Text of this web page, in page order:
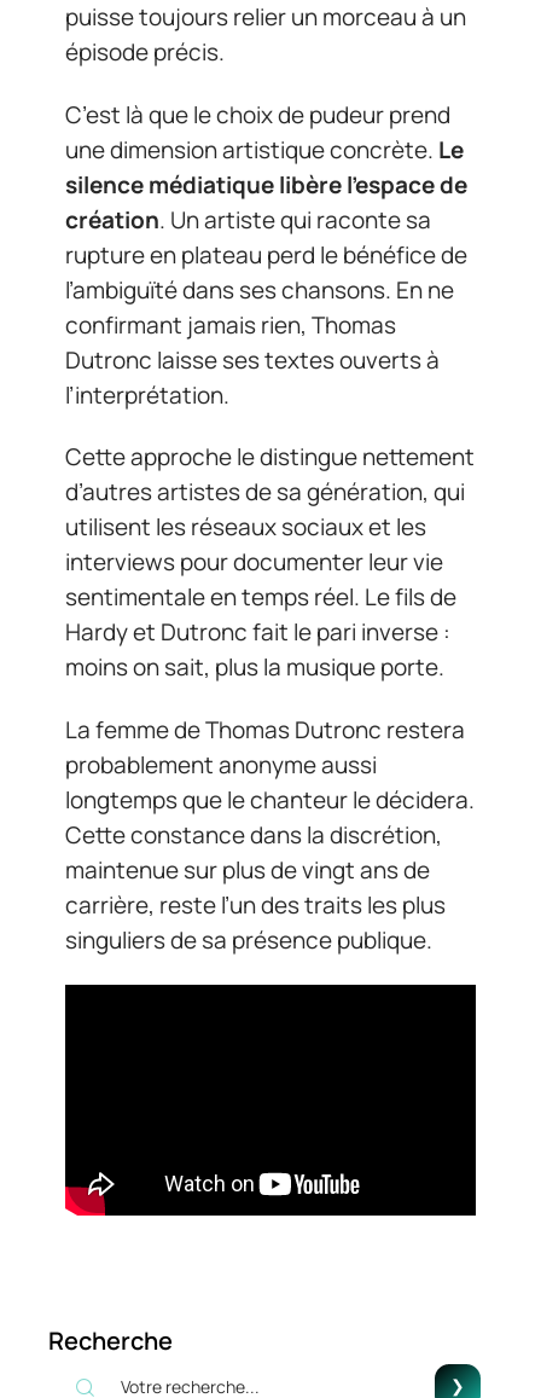
puisse toujours relier un morceau à un
épisode précis.
C’est là que le choix de pudeur prend
une dimension artistique concrète. Le
silence médiatique libère l’espace de
création. Un artiste qui raconte sa
rupture en plateau perd le bénéfice de
l’ambiguïté dans ses chansons. En ne
confirmant jamais rien, Thomas
Dutronc laisse ses textes ouverts à
l’interprétation.
Cette approche le distingue nettement
d’autres artistes de sa génération, qui
utilisent les réseaux sociaux et les
interviews pour documenter leur vie
sentimentale en temps réel. Le fils de
Hardy et Dutronc fait le pari inverse :
moins on sait, plus la musique porte.
La femme de Thomas Dutronc restera
probablement anonyme aussi
longtemps que le chanteur le décidera.
Cette constance dans la discrétion,
maintenue sur plus de vingt ans de
carrière, reste l’un des traits les plus
singuliers de sa présence publique.
Recherche